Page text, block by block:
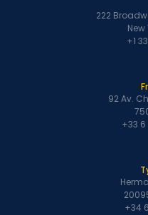
222
New
+1
92 Av.
+33 6
+34